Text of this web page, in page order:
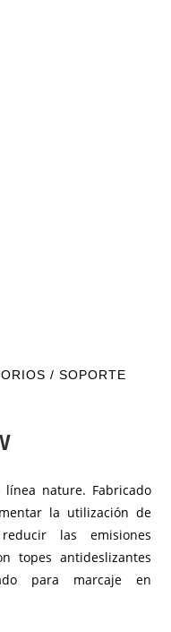
/ SOPORTE
nature. Fabricado
la utilización de
las emisiones
topes antideslizantes
para marcaje en